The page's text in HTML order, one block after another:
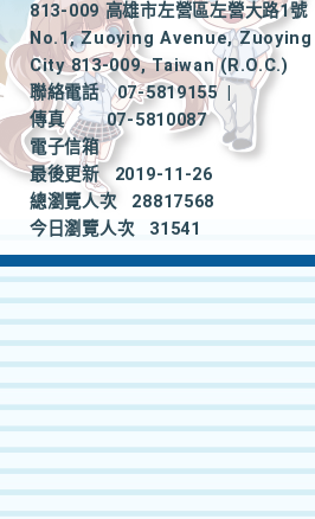
813-009 高雄市左營區左營大路1號
No.1, Zuoying Avenue,
City 813-009, Taiwan (R.O.C.)
聯絡電話
07-5819155
|
傳真
07-5810087
電子信箱
最後更新
2019-11-26
總瀏覽人次
28817568
今日瀏覽人次
31541